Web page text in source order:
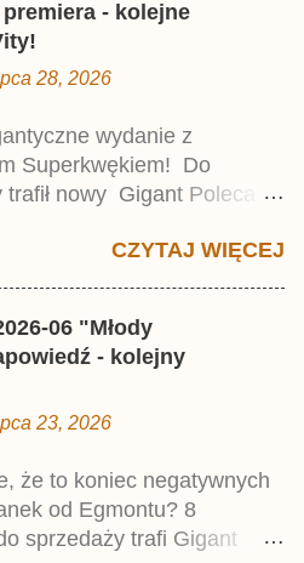
- kolejne
28, 2026
wydanie z
Superkwękiem! Do
nowy Gigant Poleca
624-stronicowy tom z
zł i zamówicie go także z
Egmont.pl . Za przekład
Jacek Drewnowski.
przedrukiem drugiego
Phantomias Collection ,
sprzedaży pod koniec
CZYTAJ WIĘCEJ
06 "Młody
- kolejny
23, 2026
że to koniec negatywnych
od Egmontu? 8
sprzedaży trafi Gigant